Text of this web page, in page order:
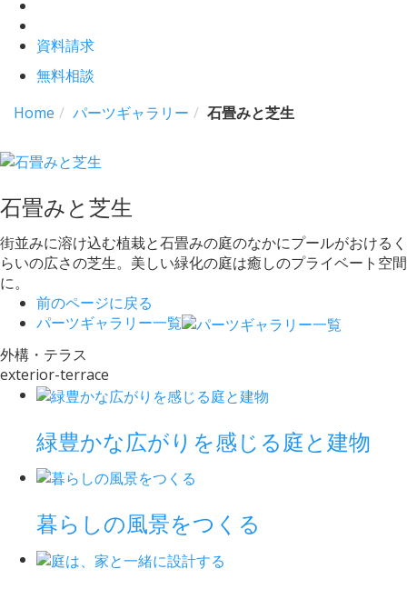
資料請求
無料相談
Home
パーツギャラリー 石畳みと芝生
石畳みと芝生
街並みに溶け込む植栽と石畳みの庭のなかにプールがおけるく
らいの広さの芝生。美しい緑化の庭は癒しのプライベート空間
に。
前のページに戻る
パーツギャラリー一覧
外構・テラス
exterior-terrace
緑豊かな広がりを感じる庭と建物
暮らしの風景をつくる